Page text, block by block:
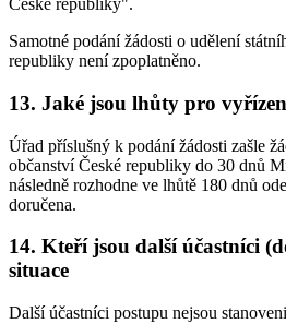
České republiky".
Samotné podání žádosti o udělení
republiky není zpoplatněno.
13. Jaké jsou lhůty pro
Úřad příslušný k podání žádosti zašle
občanství České republiky do 30 dnů
následně rozhodne ve lhůtě 180 dnů
doručena.
14. Kteří jsou další účastníci
situace
Další účastníci postupu nejsou